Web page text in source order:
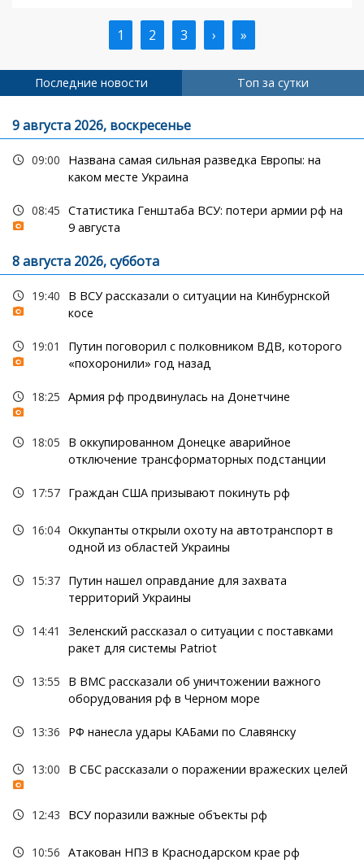
Текущая
страница
1 Страница
2 Страница
3 Следующая
страница
› Последняя
страница
»
Последние новости Топ за сутки
9 августа 2026, воскресенье
09:00
Названа самая сильная разведка Европы: на
каком месте Украина
08:45 Статистика Генштаба ВСУ: потери армии рф на
9 августа
8 августа 2026, суббота
19:40
В ВСУ рассказали о ситуации на Кинбурнской
косе
19:01
Путин поговорил с полковником ВДВ, которого
«похоронили» год назад
18:25 Армия рф продвинулась на Донетчине
18:05
В оккупированном Донецке аварийное
отключение трансформаторных подстанции
17:57 Граждан США призывают покинуть рф
16:04 Оккупанты открыли охоту на автотранспорт в
одной из областей Украины
15:37 Путин нашел оправдание для захвата
территорий Украины
14:41
Зеленский рассказал о ситуации с поставками
ракет для системы Patriot
13:55
В ВМС рассказали об уничтожении важного
оборудования рф в Черном море
13:36 РФ нанесла удары КАБами по Славянску
13:00 В СБС рассказали о поражении вражеских целей
12:43 ВСУ поразили важные объекты рф
10:56 Атакован НПЗ в Краснодарском крае рф